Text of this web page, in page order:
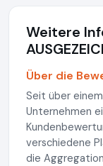
Weitere
Über die
Seit über
Unternehmen
verschiedene
die